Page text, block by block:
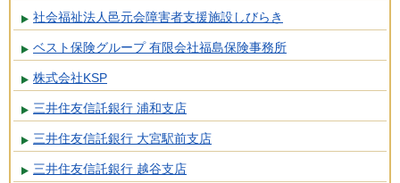
社会福祉法人邑元会障害者支援施設しびらき
ベスト保険グループ 有限会社福島保険事務所
株式会社KSP
三井住友信託銀行 浦和支店
三井住友信託銀行 大宮駅前支店
三井住友信託銀行 越谷支店